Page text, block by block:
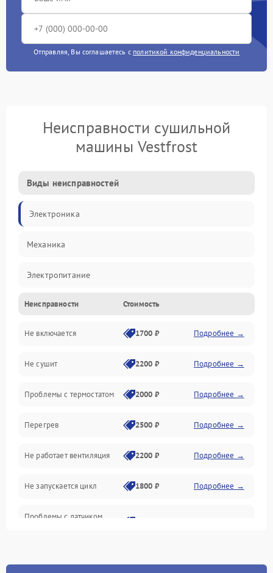
Отправляя, Вы соглашаетесь с политикой конфиденциальности
Неисправности сушильной
машины Vestfrost
Виды неисправностей
Электроника
Механика
Электропитание
Нагрев
Механические повреждения
Оптика
Программное обеспечение
Датчики
Безопасность
Неисправности Стоимость
Не включается 1700 ₽ Подробнее →
Не сушит 2200 ₽ Подробнее →
Проблемы с термостатом 2000 ₽ Подробнее →
Перегрев 2500 ₽ Подробнее →
Не работает вентиляция 2200 ₽ Подробнее →
Не запускается цикл 1800 ₽ Подробнее →
Проблемы с датчиком